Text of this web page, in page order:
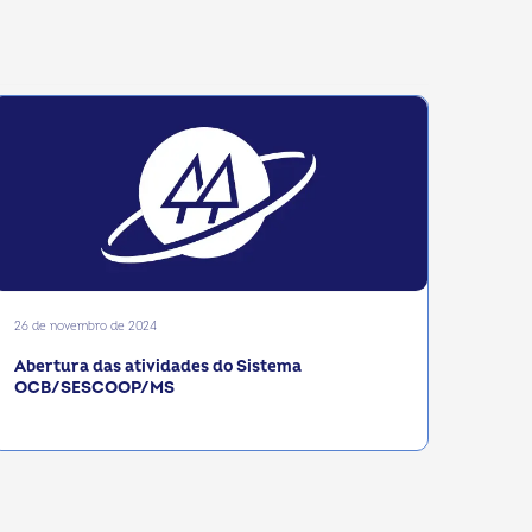
26 de novembro de 2024
Abertura das atividades do Sistema
OCB/SESCOOP/MS